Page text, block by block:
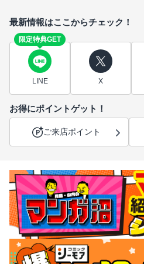
最新情報はここからチェック！
限定特典GET
LINE X
お得にポイントゲット！
ご来店ポイント